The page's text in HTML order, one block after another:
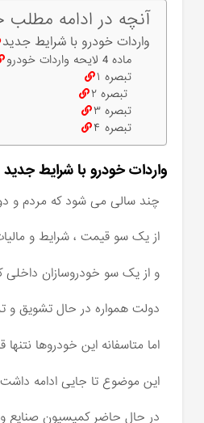
آنچه در ادامه مطلب
واردات خودرو با شرایط جدید
ماده 4 لایحه واردات خودرو
تبصره ۱
‬ ‫تبصره ۲
تبصره ۳
تبصره ۴
واردات خودرو با شرایط جدید
چند سالی می شود که مردم و
از یک سو قیمت ، شرایط و
و از یک سو خودروسازان داخلی
دولت همواره در حال تشویق و
اما متاسفانه این خودروها
این موضوع تا جایی ادامه
در حال حاضر کمیسیون صنایع